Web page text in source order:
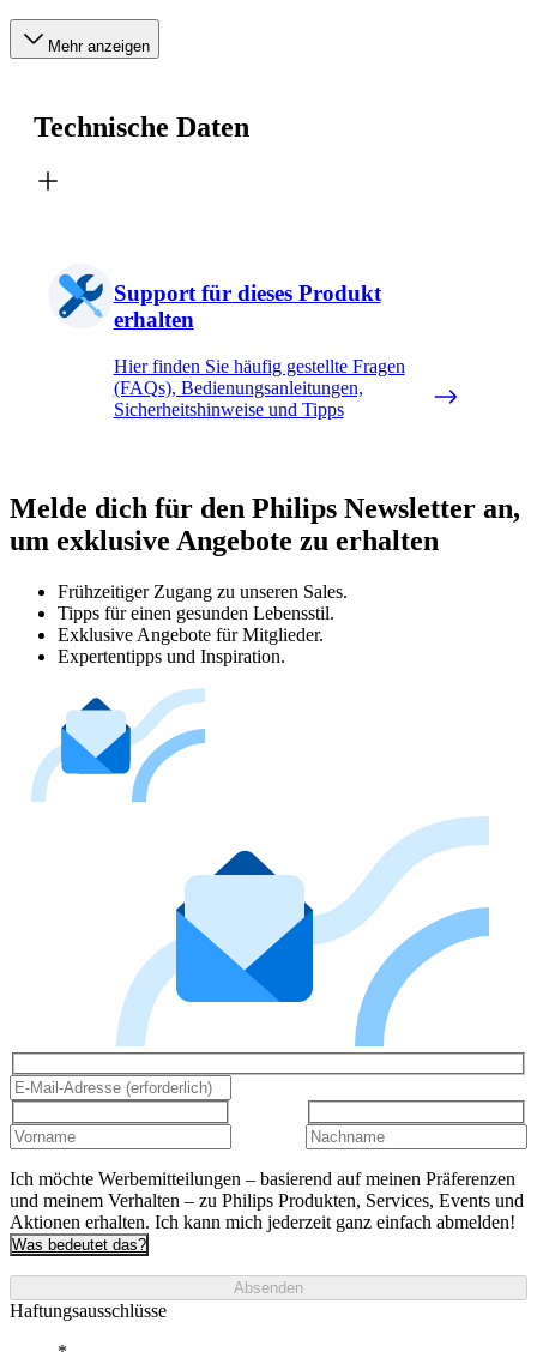
Mehr anzeigen
Technische Daten
Support für dieses Produkt
erhalten
Hier finden Sie häufig gestellte Fragen
(FAQs), Bedienungsanleitungen,
Sicherheitshinweise und Tipps
Melde dich für den Philips Newsletter an,
um exklusive Angebote zu erhalten
Frühzeitiger Zugang zu unseren Sales.
Tipps für einen gesunden Lebensstil.
Exklusive Angebote für Mitglieder.
Expertentipps und Inspiration.
Ich möchte Werbemitteilungen – basierend auf meinen Präferenzen
und meinem Verhalten – zu Philips Produkten, Services, Events und
Aktionen erhalten. Ich kann mich jederzeit ganz einfach abmelden!
Was bedeutet das?
Absenden
Haftungsausschlüsse